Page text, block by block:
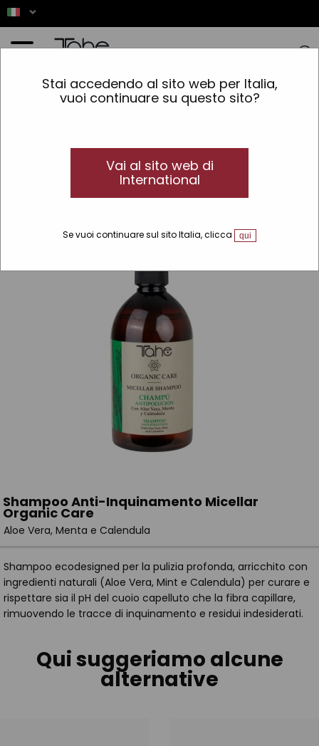
Stai accedendo al sito web per Italia,
vuoi continuare su questo sito?
Vai al sito web di
International
Se vuoi continuare sul sito Italia, clicca qui
Senza solfati
Questo prodotto non
è disponibile
Shampoo Anti-Inquinamento Micellar
Organic Care
Aloe Vera, Menta e Calendula
Shampoo ecodesigned per la pulizia profonda, arricchito con
ingredienti naturali (Aloe Vera, Mint e Calendula) per curare e
rispettare sia il pH del cuoio capelluto che la fibra capillare,
rimuovendo le tracce di inquinamento e residui indesiderati.
Qui suggeriamo alcune
alternative